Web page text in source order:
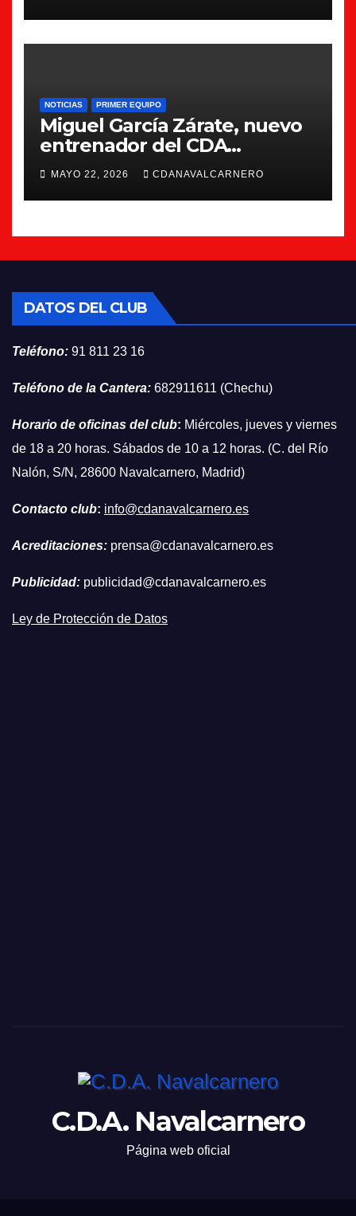
NOTICIAS PRIMER EQUIPO
Miguel García Zárate, nuevo
entrenador del CDA
Navalcarnero
MAYO 22, 2026 CDANAVALCARNERO
DATOS DEL CLUB
Teléfono: 91 811 23 16
Teléfono de la Cantera: 682911611 (Chechu)
Horario de oficinas del club: Miércoles, jueves y viernes
de 18 a 20 horas. Sábados de 10 a 12 horas. (C. del Río
Nalón, S/N, 28600 Navalcarnero, Madrid)
Contacto club: info@cdanavalcarnero.es
Acreditaciones: prensa@cdanavalcarnero.es
Publicidad: publicidad@cdanavalcarnero.es
Ley de Protección de Datos
C.D.A. Navalcarnero
Página web oficial